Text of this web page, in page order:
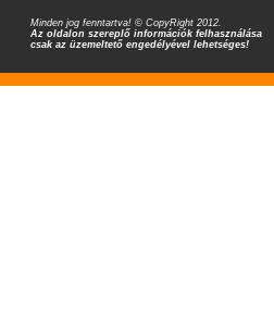
Minden jog fenntartva! © CopyRight 2012.
Az oldalon szereplő információk felhasználása
csak az üzemeltető engedélyével lehetséges!